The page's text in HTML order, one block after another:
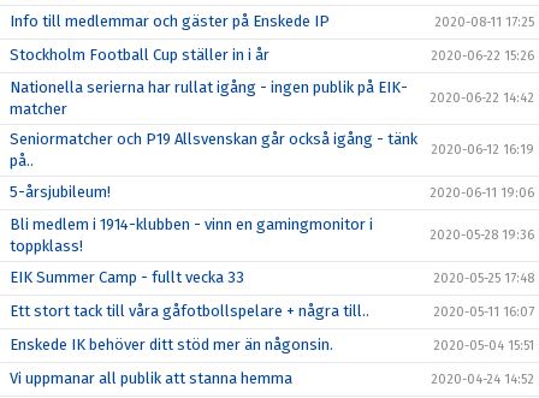
Info till medlemmar och gäster på Enskede IP 2020-08-11 17:25
Stockholm Football Cup ställer in i år 2020-06-22 15:26
Nationella serierna har rullat igång - ingen publik på EIK-
matcher
2020-06-22 14:42
Seniormatcher och P19 Allsvenskan går också igång - tänk
på..
2020-06-12 16:19
5-årsjubileum! 2020-06-11 19:06
Bli medlem i 1914-klubben - vinn en gamingmonitor i
toppklass!
2020-05-28 19:36
EIK Summer Camp - fullt vecka 33 2020-05-25 17:48
Ett stort tack till våra gåfotbollspelare + några till.. 2020-05-11 16:07
Enskede IK behöver ditt stöd mer än någonsin. 2020-05-04 15:51
Vi uppmanar all publik att stanna hemma 2020-04-24 14:52